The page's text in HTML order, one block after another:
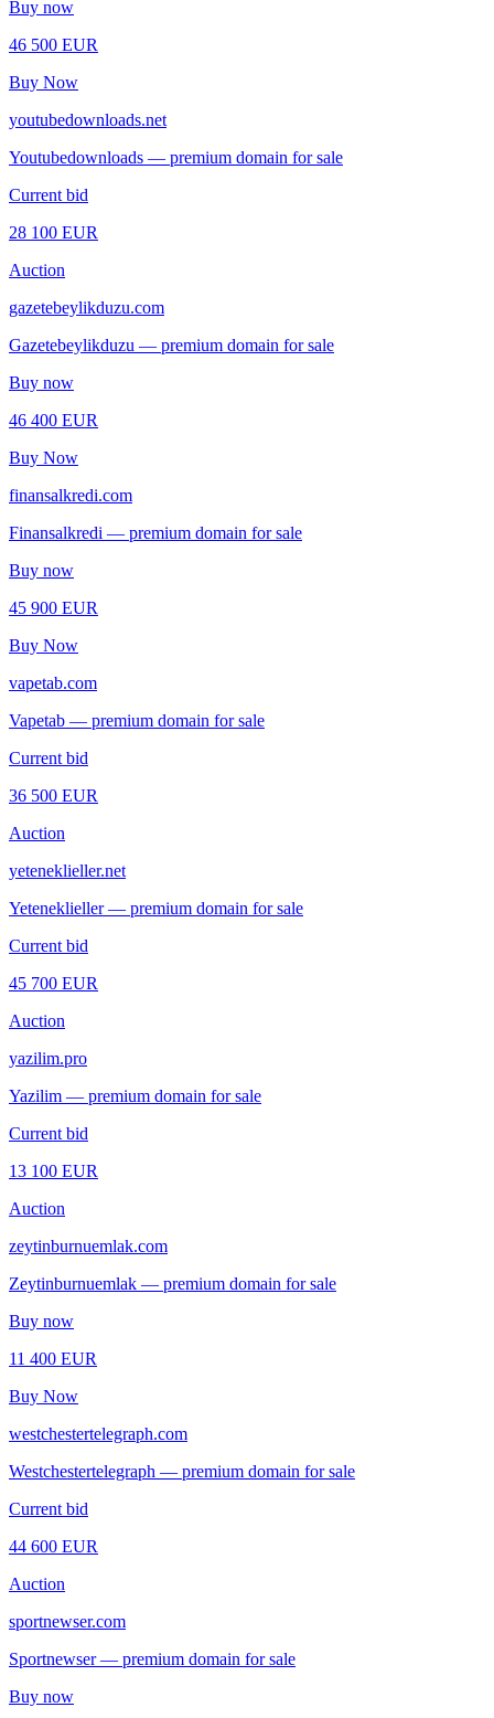
Buy now
46 500 EUR
Buy Now
youtubedownloads.net
Youtubedownloads — premium domain for sale
Current bid
28 100 EUR
Auction
gazetebeylikduzu.com
Gazetebeylikduzu — premium domain for sale
Buy now
46 400 EUR
Buy Now
finansalkredi.com
Finansalkredi — premium domain for sale
Buy now
45 900 EUR
Buy Now
vapetab.com
Vapetab — premium domain for sale
Current bid
36 500 EUR
Auction
yeteneklieller.net
Yeteneklieller — premium domain for sale
Current bid
45 700 EUR
Auction
yazilim.pro
Yazilim — premium domain for sale
Current bid
13 100 EUR
Auction
zeytinburnuemlak.com
Zeytinburnuemlak — premium domain for sale
Buy now
11 400 EUR
Buy Now
westchestertelegraph.com
Westchestertelegraph — premium domain for sale
Current bid
44 600 EUR
Auction
sportnewser.com
Sportnewser — premium domain for sale
Buy now